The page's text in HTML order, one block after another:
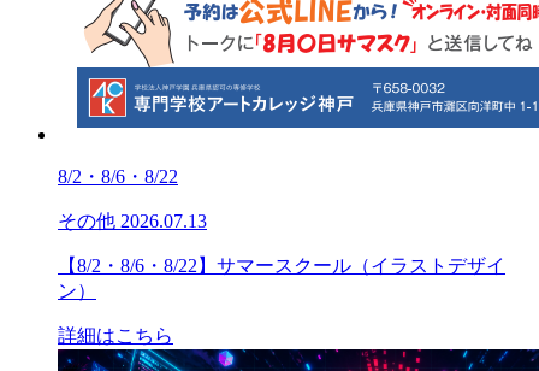
8/2・8/6・8/22
その他 2026.07.13
【8/2・8/6・8/22】サマースクール（イラストデザイ
ン）
詳細はこちら